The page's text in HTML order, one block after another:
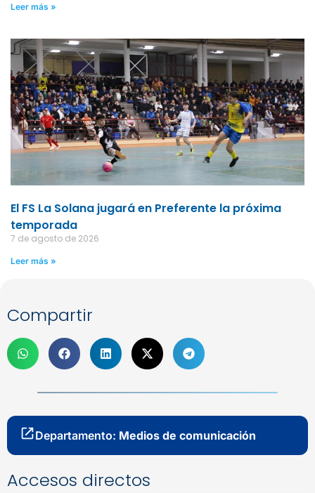
Leer más »
El FS La Solana jugará en Preferente la próxima
temporada
7 de agosto de 2026
Leer más »
Compartir
Departamento: Medios de comunicación
Accesos directos